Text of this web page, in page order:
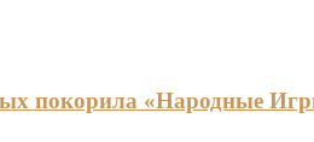
покорила «Народные